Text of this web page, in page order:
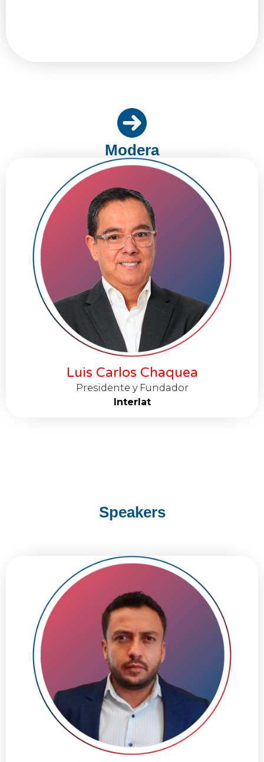
Modera
Luis Carlos Chaquea
Presidente y Fundador
Interlat
Speakers